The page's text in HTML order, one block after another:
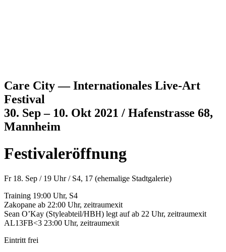
Care City — Internationales Live-Art
Festival
30. Sep – 10. Okt 2021 / Hafenstrasse 68,
Mannheim
Festivaleröffnung
Fr 18. Sep / 19 Uhr/ S4, 17 (ehemalige Stadtgalerie)
Training 19:00 Uhr, S4
Zakopane ab 22:00 Uhr, zeitraumexit
Sean O’Kay (Styleabteil/HBH) legt auf ab 22 Uhr, zeitraumexit
AL13FB<3 23:00 Uhr, zeitraumexit
Eintritt frei